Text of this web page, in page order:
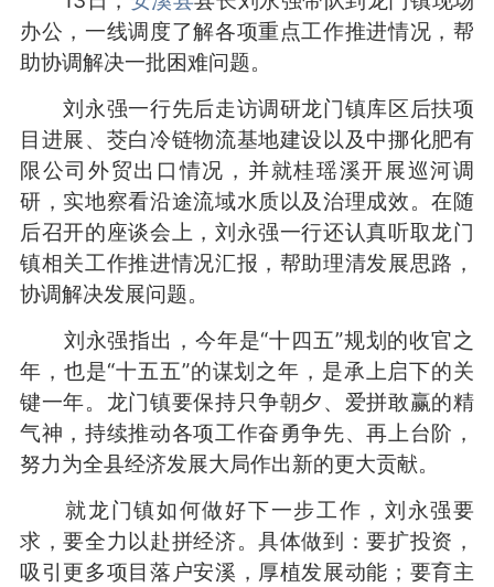
办公，一线调度了解各项重点工作推进情况，帮
助协调解决一批困难问题。
刘永强一行先后走访调研龙门镇库区后扶项
目进展、茭白冷链物流基地建设以及中挪化肥有
限公司外贸出口情况，并就桂瑶溪开展巡河调
研，实地察看沿途流域水质以及治理成效。在随
后召开的座谈会上，刘永强一行还认真听取龙门
镇相关工作推进情况汇报，帮助理清发展思路，
协调解决发展问题。
刘永强指出，今年是“十四五”规划的收官之
年，也是“十五五”的谋划之年，是承上启下的关
键一年。龙门镇要保持只争朝夕、爱拼敢赢的精
气神，持续推动各项工作奋勇争先、再上台阶，
努力为全县经济发展大局作出新的更大贡献。
就龙门镇如何做好下一步工作，刘永强要
求，要全力以赴拼经济。具体做到：要扩投资，
吸引更多项目落户安溪，厚植发展动能；要育主